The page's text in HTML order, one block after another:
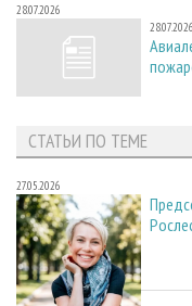
28.07.2026
28.07.2026
СТАТЬИ ПО ТЕМЕ
27.05.2026